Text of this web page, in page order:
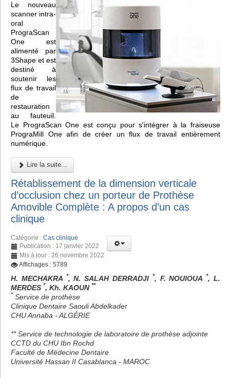
Le nouveau
scanner intra-
oral
PrograScan
One est
alimenté par
3Shape et est
destiné à
soutenir les
flux de travail
de
restauration
au fauteuil.
Le PrograScan One est conçu pour s'intégrer à la fraiseuse
PrograMill One afin de créer un flux de travail entièrement
numérique.
Lire la suite...
Rétablissement de la dimension verticale
d’occlusion chez un porteur de Prothèse
Amovible Complète : A propos d’un cas
clinique
Catégorie : Cas clinique
Publication : 17 janvier 2022
Mis à jour : 26 novembre 2022
Affichages : 5789
H. MECHAKRA *, N. SALAH DERRADJI *, F. NOUIOUA *, L.
MERDES *, Kh. KAOUN **
* Service de prothèse
Clinique Dentaire Saouli Abdelkader
CHU Annaba - ALGÉRIE
** Service de technologie de laboratoire de prothèse adjointe
CCTD du CHU Ibn Rochd
Faculté de Médecine Dentaire
Université Hassan II Casablanca - MAROC